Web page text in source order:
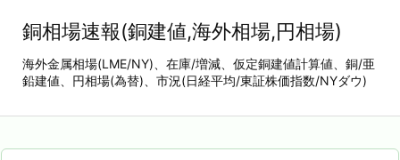
銅相場速報(銅建値,海外相場,円相場)
海外金属相場(LME/NY)、在庫/増減、仮定銅建値計算値、銅/亜
鉛建値、円相場(為替)、市況(日経平均/東証株価指数/NYダウ)